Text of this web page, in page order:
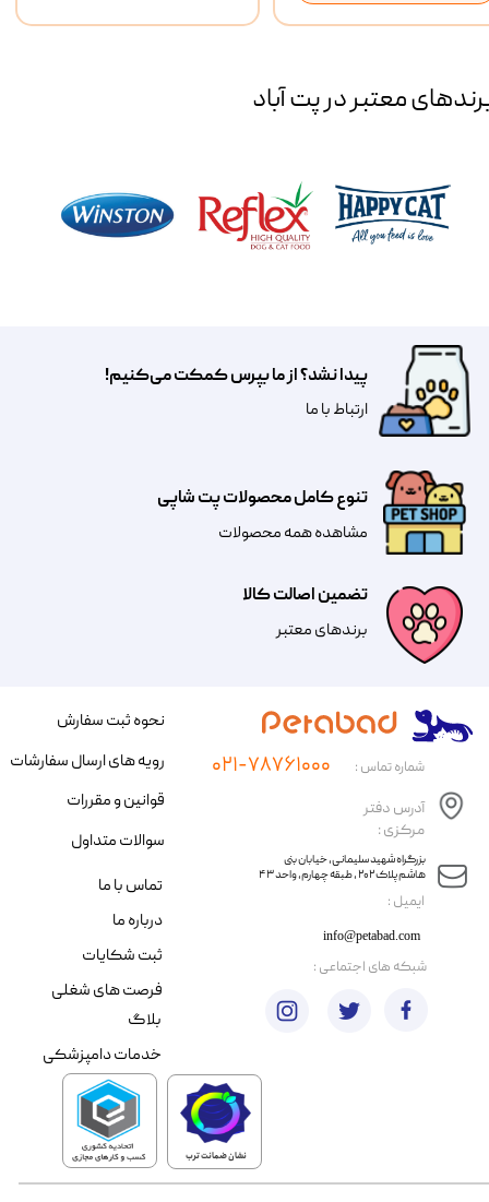
معتبر در پت آباد
تضمین اصالت کالا
​​برندهای معتبر​​​​​​​
تنوع کامل محصولات پت شاپی
مشاهده همه محصولات
پیدا نشد؟ از ما بپرس کمکت می‌کنیم!
​​​ارتباط با ما
​ایمیل :
آدرس دفتر
مرکزی :
info@petabad.com
​​بزرگراه شهید سلیمانی، خیابان بنی
هاشم پلاک ۲۰۲ ، طبقه چهارم، واحد ۴۳
شماره تماس : ۰۲۱-۷۸۷۶۱۰۰۰
نحوه ثبت سفارش
رویه های ارسال سفارشات
قوانین و مقررات
سوالات متداول
تماس با ما
درباره ما
ثبت شکایات
فرصت های شغلی
​شبکه های اجتماعی :
بلاگ
خدمات دامپزشکی
نشان ضمانت ترب